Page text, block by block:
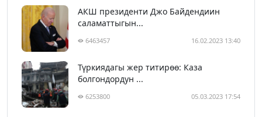
АКШ президенти Джо Байдендиин
саламаттыгын...
6463457 16.02.2023 13:40
Түркиядагы жер титирөө: Каза
болгондордун ...
6253800 05.03.2023 17:54